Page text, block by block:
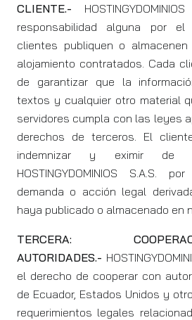
CLIENTE.-
responsabilidad alguna por
clientes publiquen o
alojamiento contratados. Cada
de garantizar que la
textos y cualquier otro material
servidores cumpla con las leyes
derechos de terceros. El
indemnizar y eximir de
HOSTINGYDOMINIOS S.A.S.
demanda o acción legal
haya publicado o almacenado en
TERCERA:
AUTORIDADES.-
el derecho de cooperar con
de Ecuador, Estados Unidos y
requerimientos legales